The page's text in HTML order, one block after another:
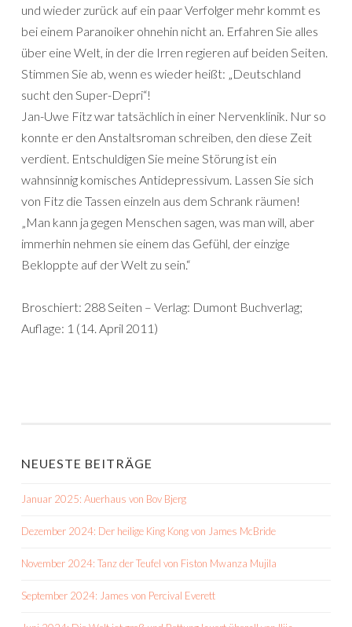
und wieder zurück auf ein paar Verfolger mehr kommt es
bei einem Paranoiker ohnehin nicht an. Erfahren Sie alles
über eine Welt, in der die Irren regieren auf beiden Seiten.
Stimmen Sie ab, wenn es wieder heißt: „Deutschland
sucht den Super-Depri“!
Jan-Uwe Fitz war tatsächlich in einer Nervenklinik. Nur so
konnte er den Anstaltsroman schreiben, den diese Zeit
verdient. Entschuldigen Sie meine Störung ist ein
wahnsinnig komisches Antidepressivum. Lassen Sie sich
von Fitz die Tassen einzeln aus dem Schrank räumen!
„Man kann ja gegen Menschen sagen, was man will, aber
immerhin nehmen sie einem das Gefühl, der einzige
Bekloppte auf der Welt zu sein.“
Broschiert: 288 Seiten – Verlag: Dumont Buchverlag;
Auflage: 1 (14. April 2011)
NEUESTE BEITRÄGE
Januar 2025: Auerhaus von Bov Bjerg
Dezember 2024: Der heilige King Kong von James McBride
November 2024: Tanz der Teufel von Fiston Mwanza Mujila
September 2024: James von Percival Everett